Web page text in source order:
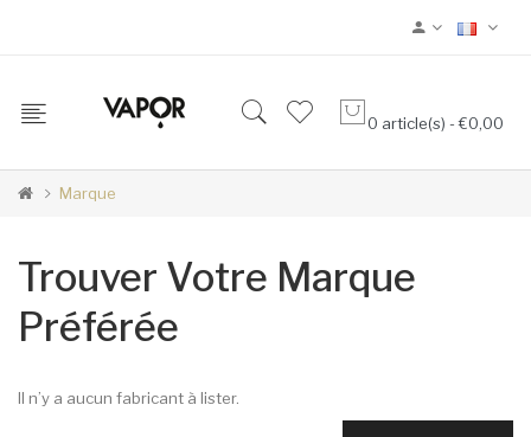
0 article(s) - €0,00
Marque
Trouver Votre Marque
Préférée
Il n’y a aucun fabricant à lister.